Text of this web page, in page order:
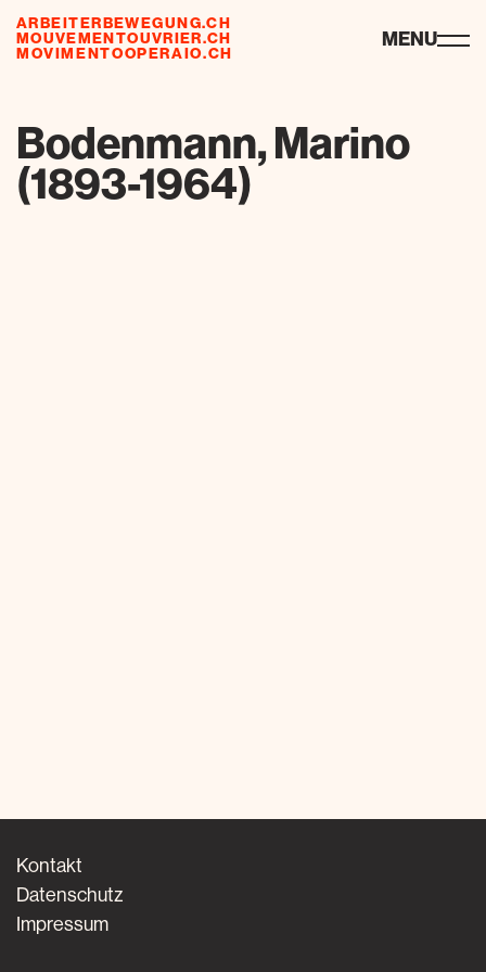
ARBEITERBEWEGUNG.CH
MOUVEMENTOUVRIER.CH
MOVIMENTOOPERAIO.CH
ressourcen MENU
Bodenmann, Marino
(1893-1964)
Kontakt
Datenschutz
Impressum